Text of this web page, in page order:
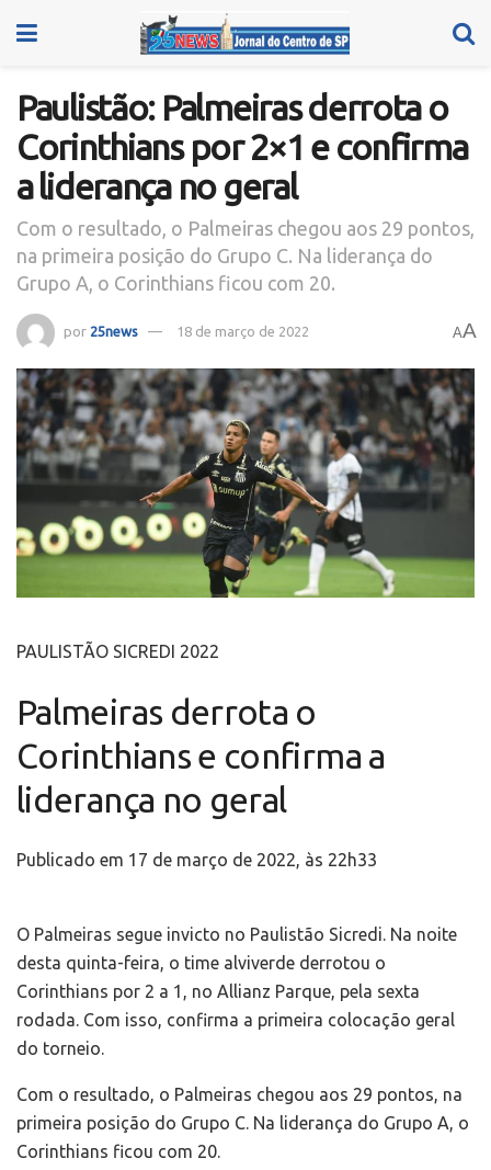
Paulistão: Palmeiras derrota o
Corinthians por 2×1 e confirma
a liderança no geral
Com o resultado, o Palmeiras chegou aos 29 pontos,
na primeira posição do Grupo C. Na liderança do
Grupo A, o Corinthians ficou com 20.
por 25news 18 de março de 2022 AA
PAULISTÃO SICREDI 2022
Palmeiras derrota o
Corinthians e confirma a
liderança no geral
Publicado em 17 de março de 2022, às 22h33
O Palmeiras segue invicto no Paulistão Sicredi. Na noite
desta quinta-feira, o time alviverde derrotou o
Corinthians por 2 a 1, no Allianz Parque, pela sexta
rodada. Com isso, confirma a primeira colocação geral
do torneio.
Com o resultado, o Palmeiras chegou aos 29 pontos, na
primeira posição do Grupo C. Na liderança do Grupo A, o
Corinthians ficou com 20.